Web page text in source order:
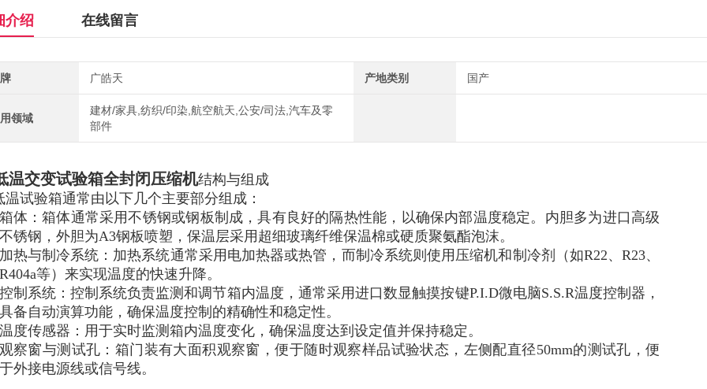
介绍 在线留言
广皓天 产地类别 国产
领域
建材/家具,纺织/印染,航空航天,公安/司法,汽车及零
部件
温交变试验箱全封闭压缩机结构与组成
温试验箱通常由以下几个主要部分组成：
体：箱体通常采用不锈钢或钢板制成，具有良好的隔热性能，以确保内部温度稳定。内胆多为进口高级
锈钢，外胆为A3钢板喷塑，保温层采用超细玻璃纤维保温棉或硬质聚氨酯泡沫。
热与制冷系统：加热系统通常采用电加热器或热管，而制冷系统则使用压缩机和制冷剂（如R22、R23、
等）来实现温度的快速升降。
制系统：控制系统负责监测和调节箱内温度，通常采用进口数显触摸按键P.I.D微电脑S.S.R温度控制器，
备自动演算功能，确保温度控制的精确性和稳定性。
度传感器：用于实时监测箱内温度变化，确保温度达到设定值并保持稳定。
察窗与测试孔：箱门装有大面积观察窗，便于随时观察样品试验状态，左侧配直径50mm的测试孔，便
外接电源线或信号线。